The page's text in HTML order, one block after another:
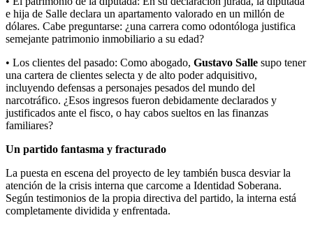
e hija de Salle declara un apartamento valorado en un millón de
dólares. Cabe preguntarse: ¿una carrera como odontóloga justifica
semejante patrimonio inmobiliario a su edad?
• Los clientes del pasado: Como abogado, Gustavo Salle supo tener
una cartera de clientes selecta y de alto poder adquisitivo,
incluyendo defensas a personajes pesados del mundo del
narcotráfico. ¿Esos ingresos fueron debidamente declarados y
justificados ante el fisco, o hay cabos sueltos en las finanzas
familiares?
Un partido fantasma y fracturado
La puesta en escena del proyecto de ley también busca desviar la
atención de la crisis interna que carcome a Identidad Soberana.
Según testimonios de la propia directiva del partido, la interna está
completamente dividida y enfrentada.